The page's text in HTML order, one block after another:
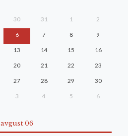
30 31 1 2
6 7 8 9
13 14 15 16
20 21 22 23
27 28 29 30
3 4 5 6
avgust 06